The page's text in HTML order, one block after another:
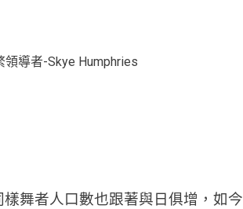
導者-Skye Humphries
舞者人口數也跟著與日俱增，如